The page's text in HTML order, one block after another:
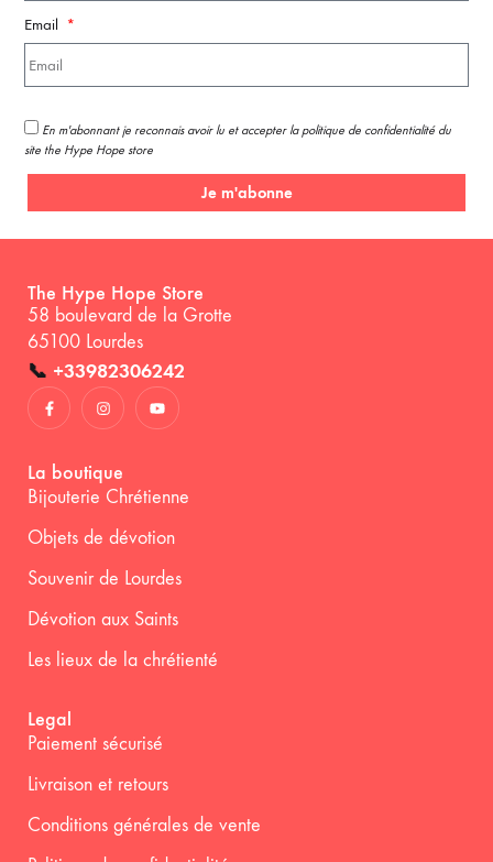
Email
En m'abonnant je reconnais avoir lu et accepter la politique de confidentialité du
site the Hype Hope store
Je m'abonne
The Hype Hope Store
58 boulevard de la Grotte
65100 Lourdes
📞 +33982306242
La boutique
Bijouterie Chrétienne
Objets de dévotion
Souvenir de Lourdes
Dévotion aux Saints
Les lieux de la chrétienté
Legal
Paiement sécurisé
Livraison et retours
Conditions générales de vente